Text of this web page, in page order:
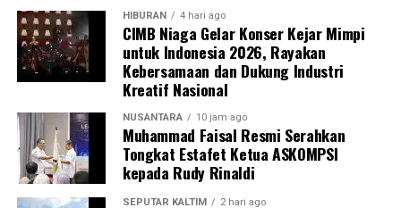
HIBURAN 4 hari ago
CIMB Niaga Gelar Konser Kejar Mimpi
untuk Indonesia 2026, Rayakan
Kebersamaan dan Dukung Industri
Kreatif Nasional
NUSANTARA 10 jam ago
Muhammad Faisal Resmi Serahkan
Tongkat Estafet Ketua ASKOMPSI
kepada Rudy Rinaldi
SEPUTAR KALTIM 2 hari ago